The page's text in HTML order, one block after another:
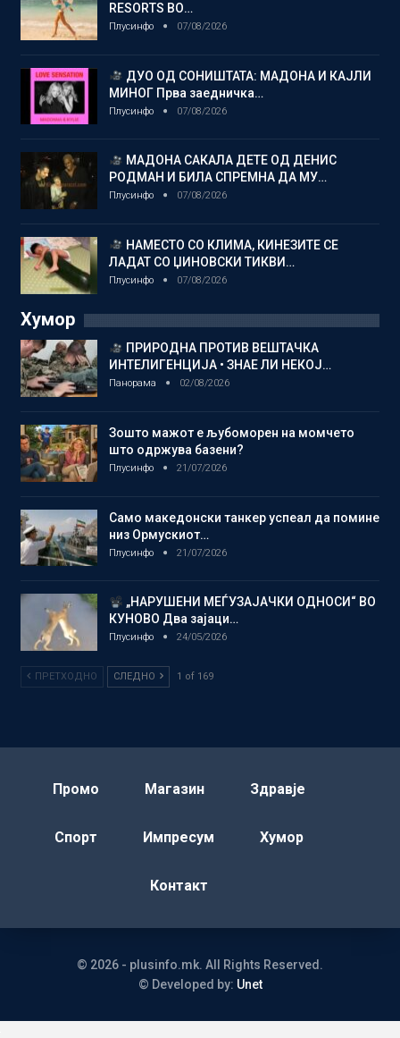
RESORTS ВО…
Плусинфо 07/08/2026
ДУО ОД СОНИШТАТА: МАДОНА И КАЈЛИ
МИНОГ Прва заедничка…
Плусинфо 07/08/2026
МАДОНА САКАЛА ДЕТЕ ОД ДЕНИС
РОДМАН И БИЛА СПРЕМНА ДА МУ…
Плусинфо 07/08/2026
НАМЕСТО СО КЛИМА, КИНЕЗИТЕ СЕ
ЛАДАТ СО ЏИНОВСКИ ТИКВИ…
Плусинфо 07/08/2026
Хумор
ПРИРОДНА ПРОТИВ ВЕШТАЧКА
ИНТЕЛИГЕНЦИЈА • ЗНАЕ ЛИ НЕКОЈ…
Панорама 02/08/2026
Зошто мажот е љубоморен на момчето
што одржува базени?
Плусинфо 21/07/2026
Само македонски танкер успеал да помине
низ Ормускиот…
Плусинфо 21/07/2026
„НАРУШЕНИ МЕЃУЗАЈАЧКИ ОДНОСИ“ ВО
КУНОВО Два зајаци…
Плусинфо 24/05/2026
ПРЕТХОДНО СЛЕДНО 1 of 169
Промо Магазин Здравје
Спорт Импресум Хумор
Контакт
© 2026 - plusinfo.mk. All Rights Reserved.
© Developed by: Unet